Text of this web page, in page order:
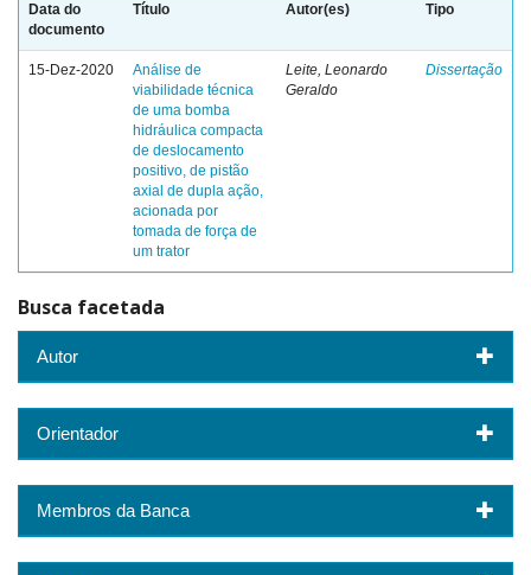
Data do
documento
Título Autor(es) Tipo
15-Dez-2020
Análise de
viabilidade técnica
de uma bomba
hidráulica compacta
de deslocamento
positivo, de pistão
axial de dupla ação,
acionada por
tomada de força de
um trator
Leite, Leonardo
Geraldo
Dissertação
Busca facetada
Autor
Orientador
Membros da Banca